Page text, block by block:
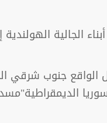
الجالية
مخيم الهول
الديمقراطية"مسد"